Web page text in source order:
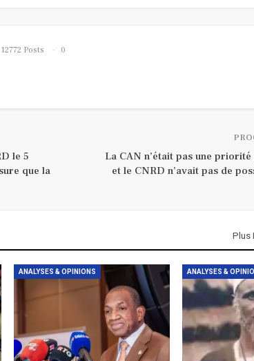
12772 Posts
0
le 5
que la
La CAN n’était pas une
et le CNRD n’avait pas de
Plus
ANALYSES & OPINIONS ANALYSES &